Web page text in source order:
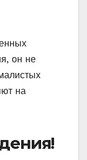
он не
на